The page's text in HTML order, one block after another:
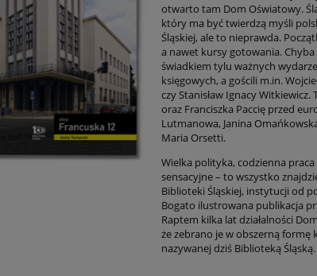
otwarto tam Dom Oświatowy.
który ma być twierdzą myśli
Śląskiej, ale to nieprawda.
a nawet kursy gotowania.
świadkiem tylu ważnych
księgowych, a gościli m.in.
czy Stanisław Ignacy
oraz Franciszka Paccię przed
Lutmanowa, Janina
Maria Orsetti.
Wielka polityka, codzienna
sensacyjne – to wszystko
Biblioteki Śląskiej, instytucji od
Bogato ilustrowana publikacja
Raptem kilka lat działalności
że zebrano je w obszerną
nazywanej dziś Biblioteką Śląską.